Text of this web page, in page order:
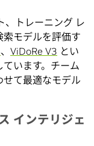
、トレーニング レ
モデルを評価す
、 ViDoRe V3 とい
います。チーム
て最適なモデル
インテリジェ